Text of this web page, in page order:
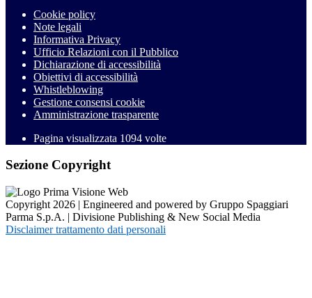
Cookie policy
Note legali
Informativa Privacy
Ufficio Relazioni con il Pubblico
Dichiarazione di accessibilità
Obiettivi di accessibilità
Whistleblowing
Gestione consensi cookie
Amministrazione trasparente
Pagina visualizzata 1094 volte
Sezione Copyright
Copyright 2026 | Engineered and powered by Gruppo Spaggiari
Parma S.p.A. | Divisione Publishing & New Social Media
Disclaimer trattamento dati personali